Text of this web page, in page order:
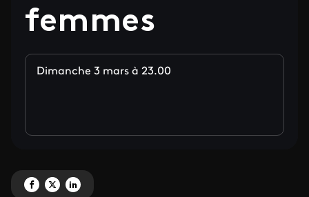
femmes
Dimanche 3 mars à 23.00
Partagez 'Gisèle Halimi, la cause des femmes' sur Facebook
Partagez 'Gisèle Halimi, la cause des femmes' sur X
Partagez 'Gisèle Halimi, la cause des femmes' sur LinkedIn